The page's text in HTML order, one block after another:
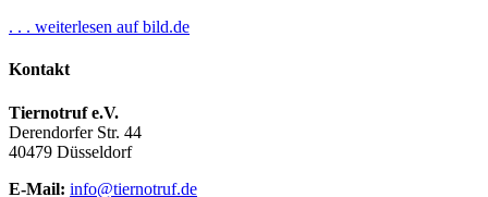
. . . weiterlesen auf bild.de
Kontakt
Tiernotruf e.V.
Derendorfer Str. 44
40479 Düsseldorf
E-Mail: info@tiernotruf.de